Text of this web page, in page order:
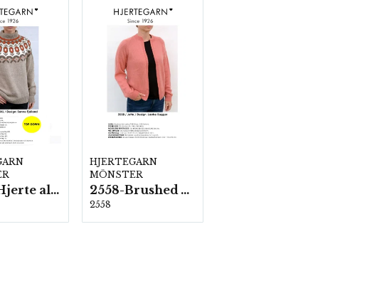
2608- Hjerte alpacka
HJERTEGARN
MÖNSTER
2558-Brushed Armonia
2558